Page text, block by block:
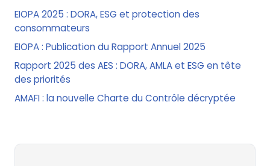
EIOPA 2025 : DORA, ESG et protection des
consommateurs
EIOPA : Publication du Rapport Annuel 2025
Rapport 2025 des AES : DORA, AMLA et ESG en tête
des priorités
AMAFI : la nouvelle Charte du Contrôle décryptée